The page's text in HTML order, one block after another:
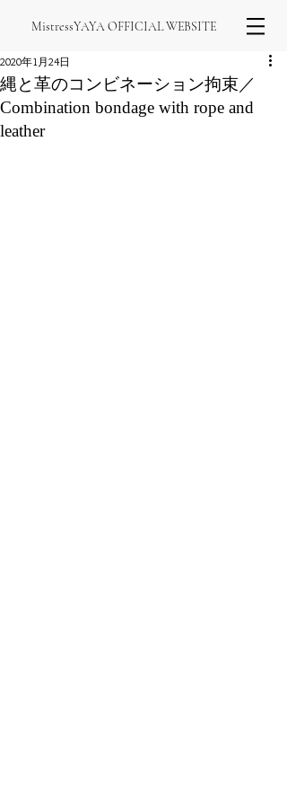
MistressYAYA OFFICIAL WEBSITE
縄と革のコンビネーション拘束／
Combination bondage with rope and
leather
2020年1月24日